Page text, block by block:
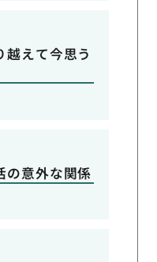
越えて今思う
の意外な関係